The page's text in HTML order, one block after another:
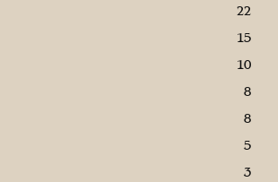
22
15
10
8
8
5
3